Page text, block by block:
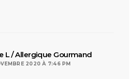
L / Allergique Gourmand
2020 À 7:46 PM